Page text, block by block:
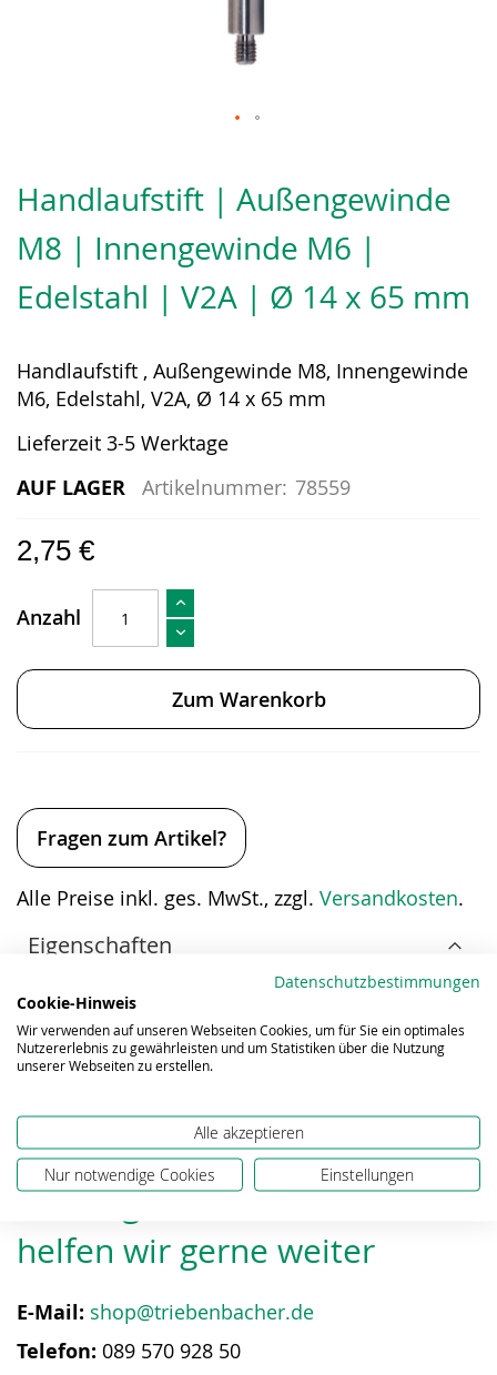
der
Bildergalerie
springen
Handlaufstift | Außengewinde
M8 | Innengewinde M6 |
Edelstahl | V2A | Ø 14 x 65 mm
Handlaufstift , Außengewinde M8, Innengewinde
M6, Edelstahl, V2A, Ø 14 x 65 mm
Lieferzeit 3-5 Werktage
AUF LAGER Artikelnummer: 78559
2,75 €
Anzahl
Zum Warenkorb
Fragen zum Artikel?
Alle Preise inkl. ges. MwSt., zzgl. Versandkosten.
Eigenschaften
Downloads
Bei Fragen zum Produkt
helfen wir gerne weiter
E-Mail: shop@triebenbacher.de
Telefon: 089 570 928 50
Datenschutzbestimmungen
Cookie-Hinweis
Wir verwenden auf unseren Webseiten Cookies, um für Sie ein optimales
Nutzererlebnis zu gewährleisten und um Statistiken über die Nutzung
unserer Webseiten zu erstellen.
Alle akzeptieren
Nur notwendige Cookies Einstellungen